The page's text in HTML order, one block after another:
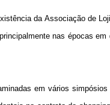
da Associação de
nas épocas em
em vários